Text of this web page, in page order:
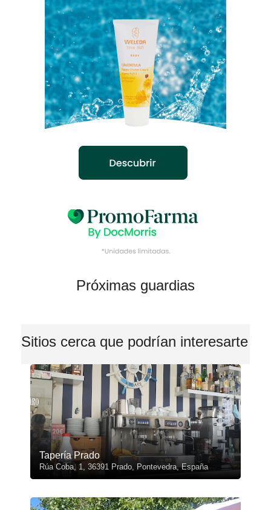
Próximas guardias
Sitios cerca que podrían interesarte
Tapería Prado
Rúa Coba, 1, 36391 Prado, Pontevedra, España